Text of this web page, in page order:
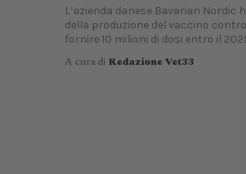
L’azienda danese Bavarian
della produzione del vaccino
fornire 10 milioni di dosi entro il
A cura di Redazione Vet33